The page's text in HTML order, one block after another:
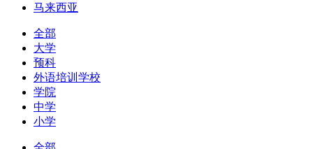
马来西亚
全部
大学
预科
外语培训学校
学院
中学
小学